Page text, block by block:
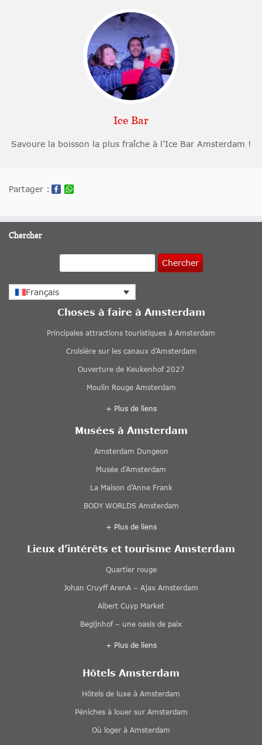
Ice Bar
Savoure la boisson la plus fraîche à l’Ice Bar Amsterdam !
Partager :
Chercher
Chercher
Français
Choses à faire à Amsterdam
Principales attractions touristiques à Amsterdam
Croisière sur les canaux d’Amsterdam
Ouverture de Keukenhof 2027
Moulin Rouge Amsterdam
+ Plus de liens
Musées à Amsterdam
Amsterdam Dungeon
Musée d’Amsterdam
La Maison d’Anne Frank
BODY WORLDS Amsterdam
+ Plus de liens
Lieux d’intérêts et tourisme Amsterdam
Quartier rouge
Johan Cruyff ArenA – Ajax Amsterdam
Albert Cuyp Market
Begijnhof – une oasis de paix
+ Plus de liens
Hôtels Amsterdam
Hôtels de luxe à Amsterdam
Péniches à louer sur Amsterdam
Où loger à Amsterdam